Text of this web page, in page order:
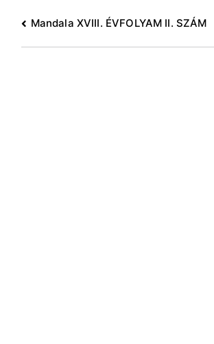
Bejegyzés
Mandala XVIII. ÉVFOLYAM II. SZÁM